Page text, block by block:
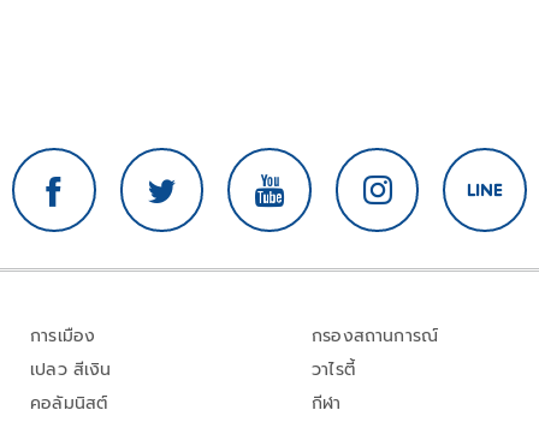
การเมือง
เปลว สีเงิน
คอลัมนิสต์
กรองสถานการณ์
วาไรตี้
กีฬา